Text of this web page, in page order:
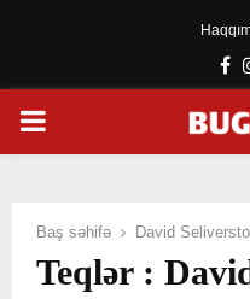
PRIMARY
Baş səhifə David
Teqlər :